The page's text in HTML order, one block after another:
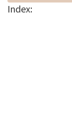
Index: